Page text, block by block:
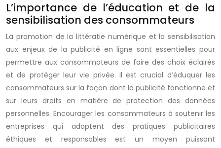
L’importance de l’éducation et de la
sensibilisation des consommateurs
La promotion de la littératie numérique et la sensibilisation
aux enjeux de la publicité en ligne sont essentielles pour
permettre aux consommateurs de faire des choix éclairés
et de protéger leur vie privée. Il est crucial d’éduquer les
consommateurs sur la façon dont la publicité fonctionne et
sur leurs droits en matière de protection des données
personnelles. Encourager les consommateurs à soutenir les
entreprises qui adoptent des pratiques publicitaires
éthiques et responsables est un moyen puissant